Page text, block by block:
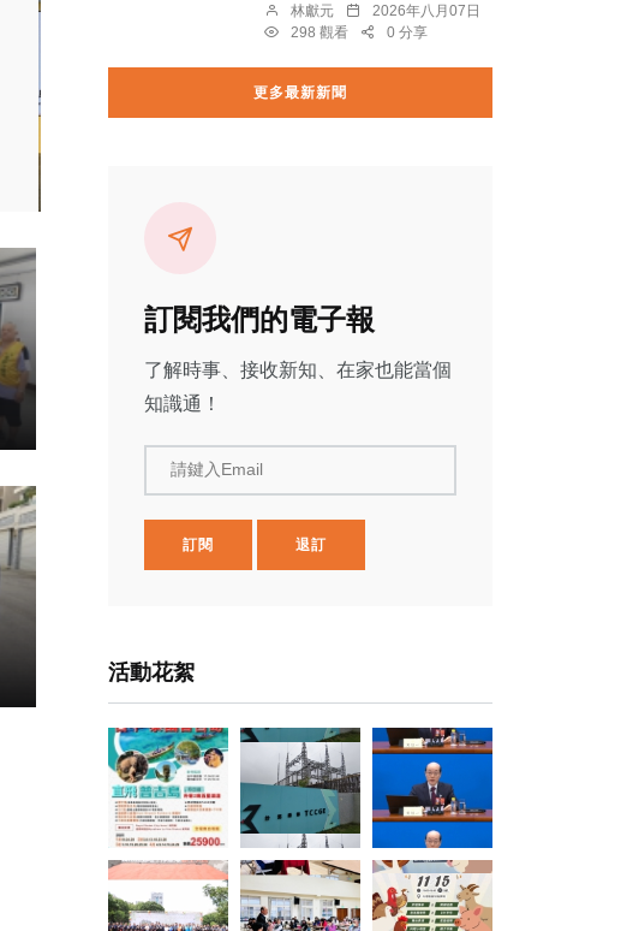
林獻元
2026年八月07日
298 觀看
0 分享
更多最新新聞
訂閱我們的電子報
了解時事、接收新知、在家也能當個
知識通！
請鍵入Email
訂閱 退訂
活動花絮